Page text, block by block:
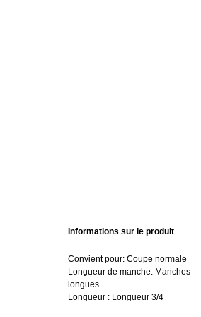
Informations sur le produit
Convient pour: Coupe normale
Longueur de manche: Manches
longues
Longueur : Longueur 3/4